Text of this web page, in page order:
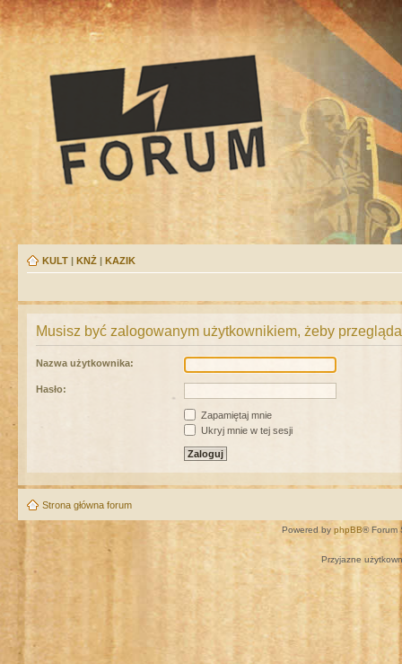
KULT | KNŻ | KAZIK
Musisz być zalogowanym użytkownikiem, żeby
Nazwa użytkownika:
Hasło:
Zapamiętaj mnie
Ukryj mnie w tej sesji
Strona główna forum
Powered by phpBB® Forum
Przyjazne